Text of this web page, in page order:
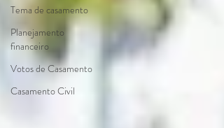
Tema de casamento
Planejamento
financeiro
Votos de Casamento
Casamento Civil